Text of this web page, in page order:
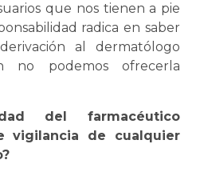
que nos tienen a pie
radica en saber
al dermatólogo
no podemos ofrecerla
del farmacéutico
vigilancia de cualquier